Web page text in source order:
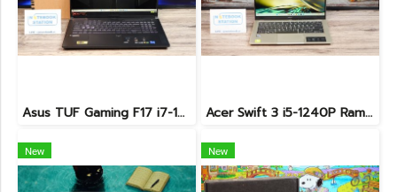
Asus TUF Gaming F17 i7-12700H RTX4050 Ram16 SSD512 จอ17.3 144Hz เครื่องสวย จอใหญ่ สเปคแรง ครบกล่อง เพียง 34,990.-เท่านั้น Acer Swift 3 i5-1240P Ram8 SSD512 จอ14 2k IPS สเปคสูง คีย์บอร์ดไฟ ดีไซน์สวย เรียบหรู บางเบา เครื่องพร้อมใช้งาน ขายเพียง 12,990.-
New New